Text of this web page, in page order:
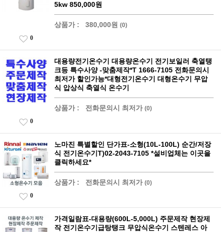
5kw 850,000원
상품가 : 380,000원 (0)
0
대용량전기온수기 대용량온수기 전기보일러 축열탱
크등 특수사양 -맞춤제작*T 1666-7105 전화문의시
최저가 할인가능*대형전기온수기 대형온수기 무압
식 압상식 축열식 온수기
상품가 : 전화문의시 최저가 (0)
0
노마진 특별할인 단가표-소형(10L-100L) 순간/저장
식 전기온수기T)02-2043-7105 *설비업체는 이곳을
클릭하세요*
상품가 : 전화문의시 최저가 (0)
0
가격일람표-대용량(600L-5,000L) 주문제작 현장제
작 전기온수기급탕탱크 무압식온수기 스텐레스 아